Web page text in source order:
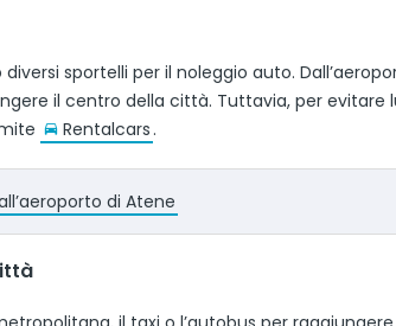
diversi sportelli per il noleggio auto.
il centro della città. Tuttavia, per evitare
Rentalcars .
di Atene